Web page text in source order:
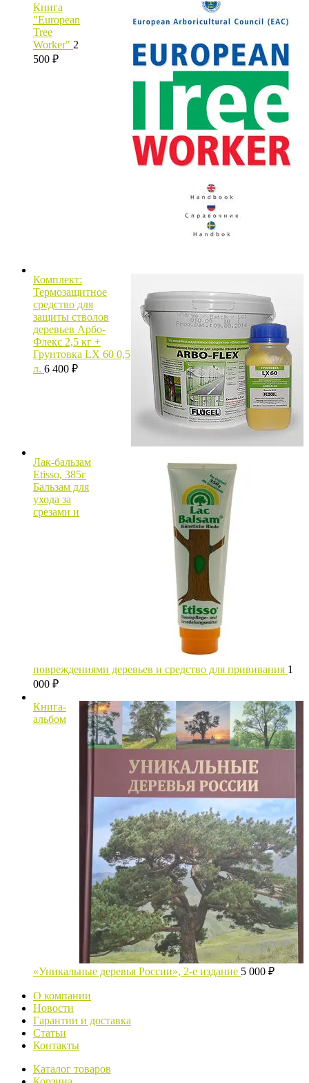
Книга
"European
Tree
Worker" 2
500 ₽
Комплект:
Термозащитное
средство для
защиты стволов
деревьев Арбо-
Флекс 2,5 кг +
Грунтовка LX 60 0,5
л. 6 400 ₽
Лак-бальзам
Etisso, 385г
Бальзам для
ухода за
срезами и
повреждениями деревьев и средство для прививания 1
000 ₽
Книга-
альбом
«Уникальные деревья России», 2-е издание 5 000 ₽
О компании
Новости
Гарантии и доставка
Статьи
Контакты
Каталог товаров